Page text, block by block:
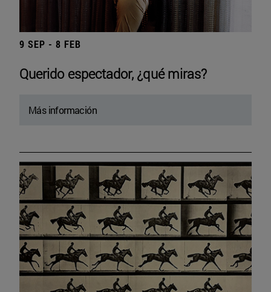
9 SEP - 8 FEB
Querido espectador, ¿qué miras?
Más información